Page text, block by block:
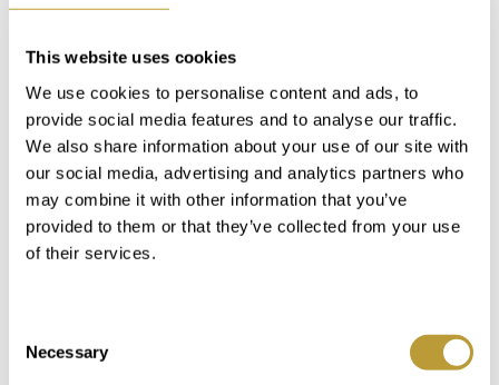
This website uses cookies
We use cookies to personalise content and ads, to
provide social media features and to analyse our traffic.
We also share information about your use of our site with
our social media, advertising and analytics partners who
may combine it with other information that you’ve
provided to them or that they’ve collected from your use
of their services.
Selection
Necessary
RESERVE
RET
2
Område
273 m 2
Ejendom
2 2
1038 m2
Område
691 m
Ejendom
6 6